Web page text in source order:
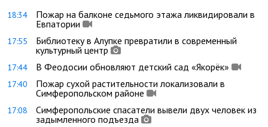
18:34
Пожар на балконе седьмого этажа ликвидировали в
Евпатории
17:55
Библиотеку в Алупке превратили в современный
культурный центр
17:44 В Феодосии обновляют детский сад «Якорёк»
17:40
Пожар сухой растительности локализовали в
Симферопольском районе
17:08
Симферопольские спасатели вывели двух человек из
задымленного подъезда